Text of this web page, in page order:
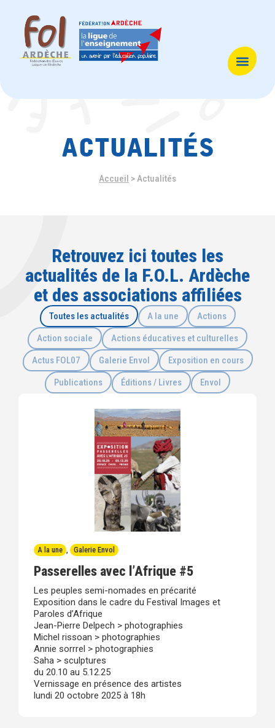
actualités
Accueil >Actualités
Retrouvez ici toutes les
actualités de la F.O.L. Ardèche
et des associations affiliées
A la une
Actions
Action sociale
Actions éducatives et culturelles
Actus FOL07
Galerie Envol
Exposition en cours
Publications
Éditions / Livres Envol
Toutes les actualités
A la une , Galerie Envol
Passerelles avec l’Afrique #5
Les peuples semi-nomades en précarité
Exposition dans le cadre du Festival Images et
Paroles d’Afrique
Jean-Pierre Delpech > photographies
Michel rissoan > photographies
Annie sorrrel > photographies
Saha > sculptures
du 20.10 au 5.12.25
Vernissage en présence des artistes
lundi 20 octobre 2025 à 18h